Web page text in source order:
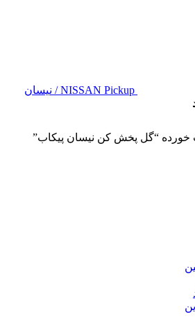
NISSAN Pickup / نیسان
“گل پخش کن نیسان پیکاب”